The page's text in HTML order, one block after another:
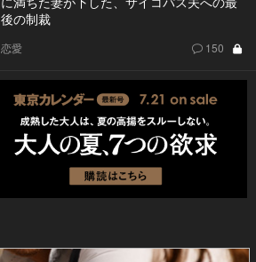
後の制裁
恋愛 150